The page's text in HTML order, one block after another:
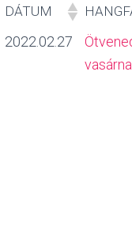
DÁTUM
DÁTUM
2022.02.27